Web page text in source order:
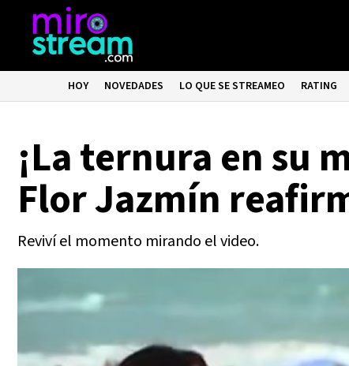
HOY NOVEDADES LO QUE SE STREAMEO RATING
¡La ternura en su
Flor Jazmín
Reviví el momento mirando el video.